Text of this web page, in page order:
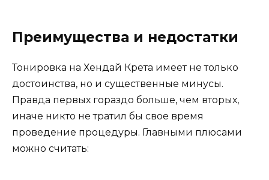
Преимущества и недостатки
Тонировка на Хендай Крета имеет не только
достоинства, но и существенные минусы.
Правда первых гораздо больше, чем вторых,
иначе никто не тратил бы свое время
проведение процедуры. Главными плюсами
можно считать: